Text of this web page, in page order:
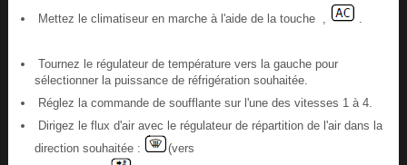
Mettez le climatiseur en marche à l'aide de la touche , .
Tournez le régulateur de température vers la gauche pour
sélectionner la puissance de réfrigération souhaitée.
Réglez la commande de soufflante sur l'une des vitesses 1 à 4.
Dirigez le flux d'air avec le régulateur de répartition de l'air dans la
direction souhaitée :
(vers